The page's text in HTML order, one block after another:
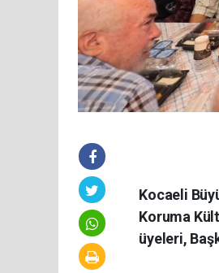
Kocaeli
Koruma
üyeleri,